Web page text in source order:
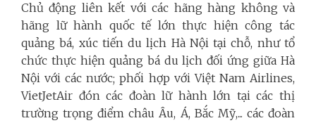
Chủ động liên kết với các hãng hàng không và
hãng lữ hành quốc tế lớn thực hiện công tác
quảng bá, xúc tiến du lịch Hà Nội tại chỗ, như tổ
chức thực hiện quảng bá du lịch đối ứng giữa Hà
Nội với các nước; phối hợp với Việt Nam Airlines,
VietJetAir đón các đoàn lữ hành lớn tại các thị
trường trọng điểm châu Âu, Á, Bắc Mỹ,... các đoàn